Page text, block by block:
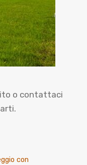
sito o contattaci
con